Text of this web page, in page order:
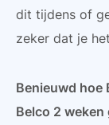
dit tijdens of
zeker dat je
Benieuwd hoe
Belco 2